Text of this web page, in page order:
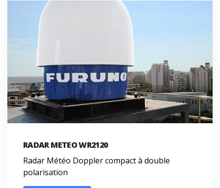
RADAR METEO WR2120
Radar Météo Doppler compact à double
polarisation